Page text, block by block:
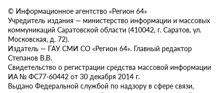
© Информационное агентство «Регион 64»
Учредитель издания — министерство информации и массовых
коммуникаций Саратовской области (410042, г. Саратов, ул.
Московская, д. 72).
Издатель — ГАУ СМИ СО «Регион 64». Главный редактор
Степанов В.В.
Свидетельство о регистрации средства массовой информации
ИА № ФС77-60442 от 30 декабря 2014 г.
Выдано Федеральной службой по надзору в сфере связи,